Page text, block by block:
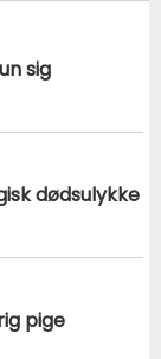
sig
dødsulykke
pige